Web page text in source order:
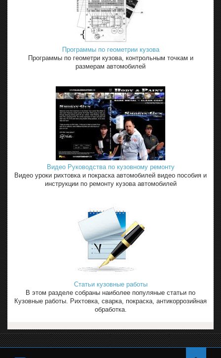
Программы по геометрии кузова
Программы по геометри кузова, контрольным точкам и
размерам автомобилей
Видео Руководства по кузовному ремонту
Видео уроки рихтовка и покраска автомобилей видео пособия и
инструкции по ремонту кузова автомобилей
Статьи кузовные работы
В этом разделе собраны наиболее популяные статьи по
Кузовные работы. Рихтовка, сварка, покраска, антикоррозийная
обработка.